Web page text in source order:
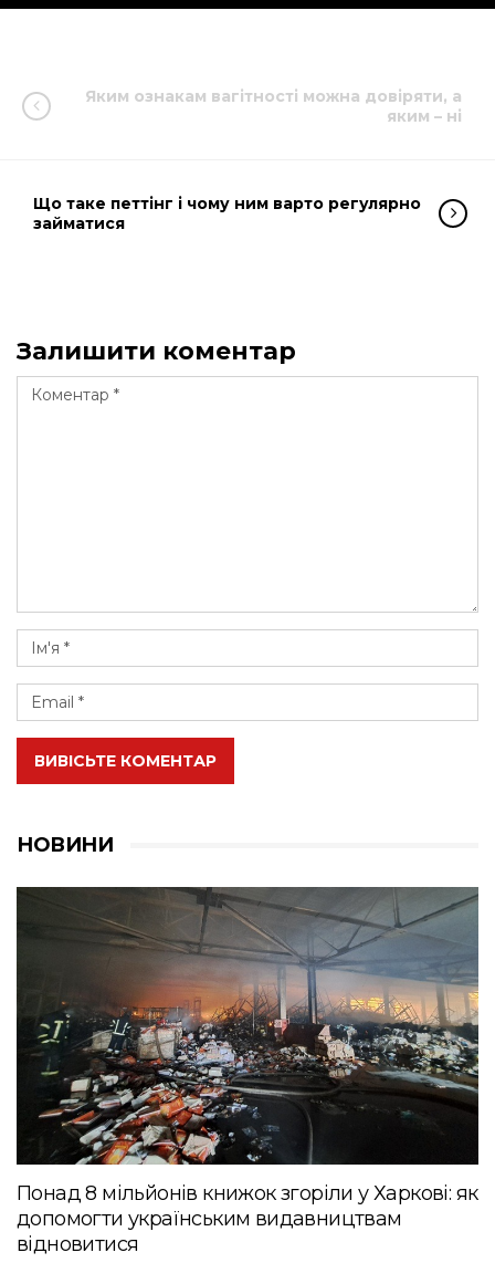
Яким ознакам вагітності можна довіряти, а
яким – ні
Що таке петтінг і чому ним варто регулярно
займатися
Залишити коментар
ВИВІСЬТЕ КОМЕНТАР
НОВИНИ
Понад 8 мільйонів книжок згоріли у Харкові: як
допомогти українським видавництвам
відновитися